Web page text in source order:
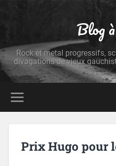
Blog
Rock et metal progressifs,
divagations de vieux
Prix Hugo pour